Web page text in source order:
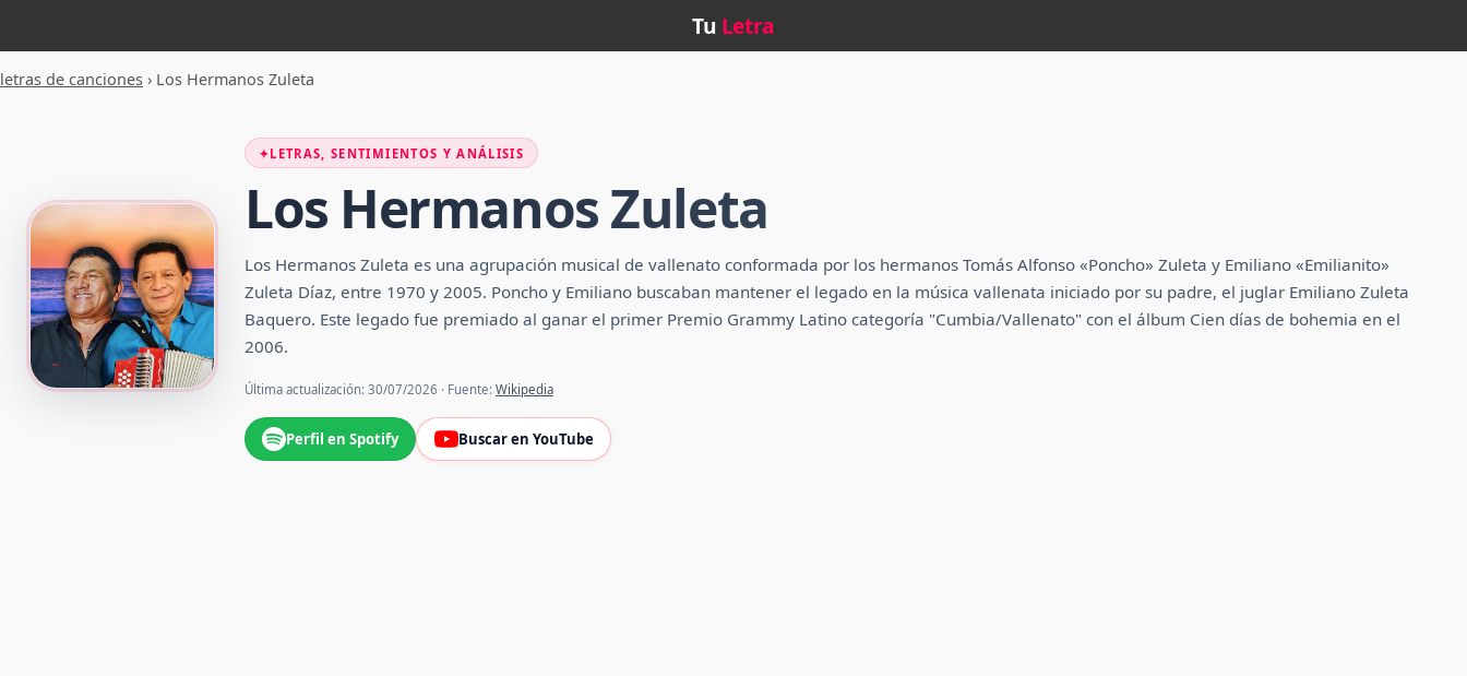
Tu Letra
letras de canciones › Los Hermanos Zuleta
✦LETRAS, SENTIMIENTOS Y ANÁLISIS
Los Hermanos Zuleta
Los Hermanos Zuleta es una agrupación musical de vallenato conformada por los hermanos Tomás Alfonso «Poncho» Zuleta y Emiliano «Emilianito»
Zuleta Díaz, entre 1970 y 2005.​​ Poncho y Emiliano buscaban mantener el legado en la música vallenata iniciado por su padre, el juglar Emiliano Zuleta
Baquero. Este legado fue premiado al ganar el primer Premio Grammy Latino categoría "Cumbia/Vallenato" con el álbum Cien días de bohemia en el
2006.
Última actualización: 30/07/2026 · Fuente: Wikipedia
Perfil en Spotify Buscar en YouTube